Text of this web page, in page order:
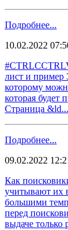
Подробнее...
10.02.2022
лист и пример
которому
которая будет
Страница &ld...
Подробнее...
09.02.2022
Как
учитывают их
большими
перед
выдаче только